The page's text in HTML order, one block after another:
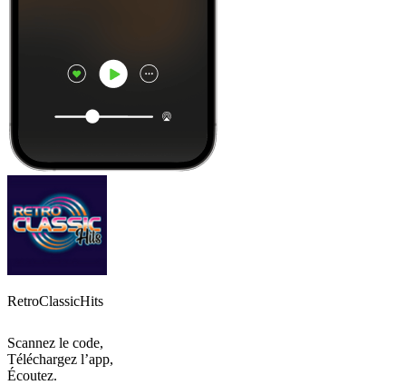
RetroClassicHits
Scannez le code,
Téléchargez l’app,
Écoutez.